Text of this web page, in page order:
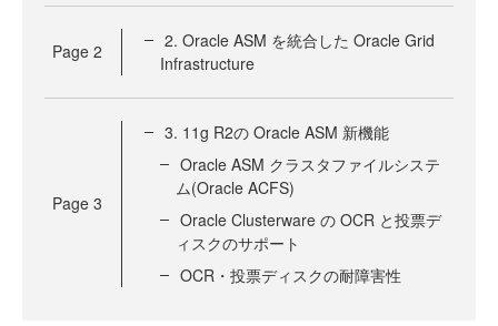
Page 2
2. Oracle ASM を統合した Oracle Grid
Infrastructure
Page 3
3. 11g R2の Oracle ASM 新機能
Oracle ASM クラスタファイルシステ
ム(Oracle ACFS)
Oracle Clusterware の OCR と投票デ
ィスクのサポート
OCR・投票ディスクの耐障害性